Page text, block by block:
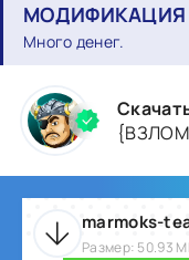
МОДИФИКАЦИЯ
Много денег.
Размер: 50.93